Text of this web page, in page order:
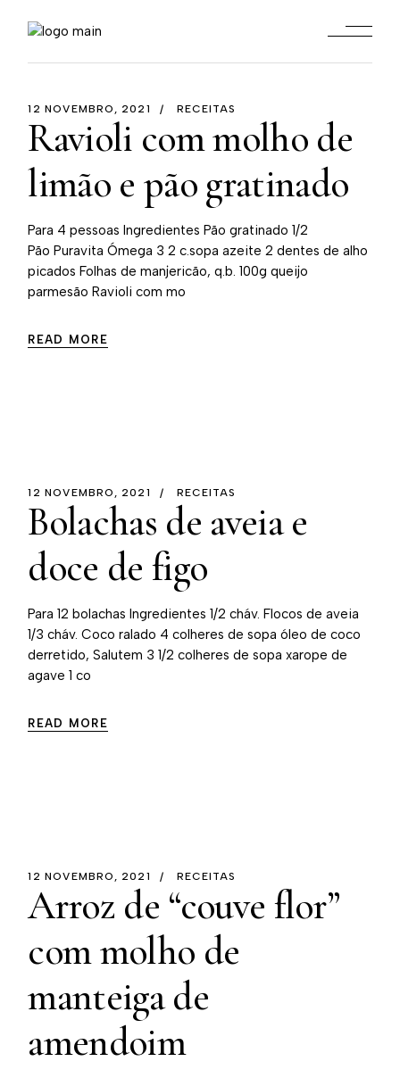
12 NOVEMBRO, 2021 RECEITAS
Ravioli com molho de
limão e pão gratinado
Para 4 pessoas Ingredientes Pão gratinado 1/2
Pão Puravita Ómega 3 2 c.sopa azeite 2 dentes de alho
picados Folhas de manjericão, q.b. 100g queijo
parmesão Ravioli com mo
READ MORE
12 NOVEMBRO, 2021 RECEITAS
Bolachas de aveia e
doce de figo
Para 12 bolachas Ingredientes 1/2 cháv. Flocos de aveia
1/3 cháv. Coco ralado 4 colheres de sopa óleo de coco
derretido, Salutem 3 1/2 colheres de sopa xarope de
agave 1 co
READ MORE
12 NOVEMBRO, 2021 RECEITAS
Arroz de “couve flor”
com molho de
manteiga de
amendoim